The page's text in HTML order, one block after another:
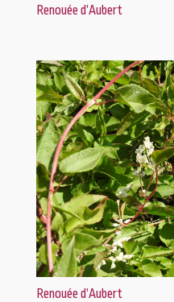
Renouée d’Aubert
Renouée d’Aubert